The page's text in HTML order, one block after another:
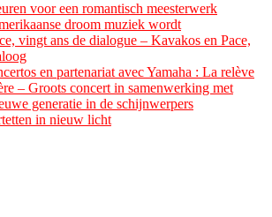
voor een romantisch meesterwerk
droom muziek wordt
vingt ans de dialogue – Kavakos en Pace,
en partenariat avec Yamaha : La relève
– Groots concert in samenwerking met
generatie in de schijnwerpers
in nieuw licht